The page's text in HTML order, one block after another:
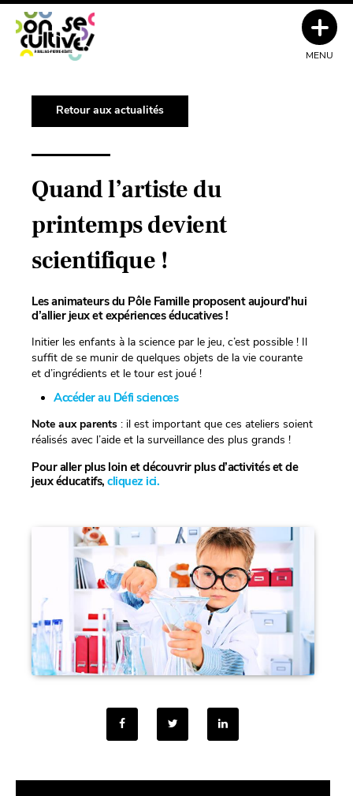
Retour aux actualités
Quand l’artiste du
printemps devient
scientifique !
Les animateurs du Pôle Famille proposent aujourd’hui
d’allier jeux et expériences éducatives !
Initier les enfants à la science par le jeu, c’est possible ! Il
suffit de se munir de quelques objets de la vie courante
et d’ingrédients et le tour est joué !
Accéder au Défi sciences
Note aux parents : il est important que ces ateliers soient
réalisés avec l’aide et la surveillance des plus grands !
Pour aller plus loin et découvrir plus d’activités et de
jeux éducatifs, cliquez ici.
MENU